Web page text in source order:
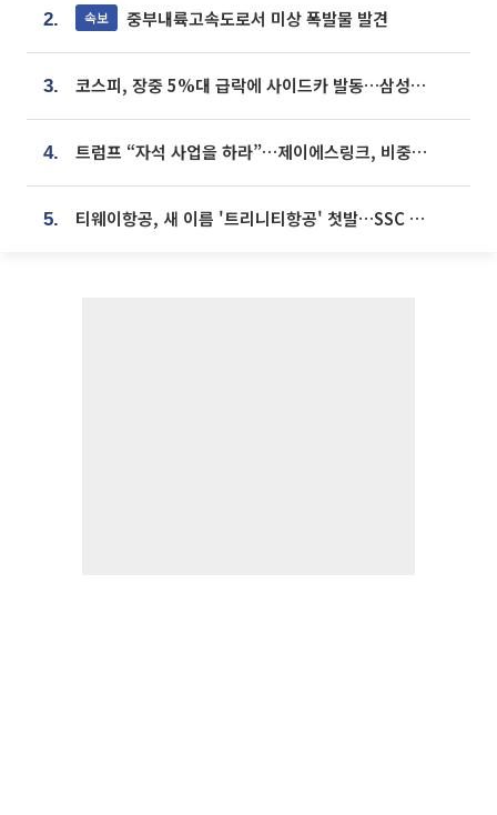
2. 속보 중부내륙고속도로서 미상 폭발물 발견
3. 코스피, 장중 5%대 급락에 사이드카 발동…삼성·SK 동반 폭락
4. 트럼프 “자석 사업을 하라”…제이에스링크, 비중국 영구자석 공급망 구축 속도
5. 티웨이항공, 새 이름 '트리니티항공' 첫발…SSC 전략 본격화